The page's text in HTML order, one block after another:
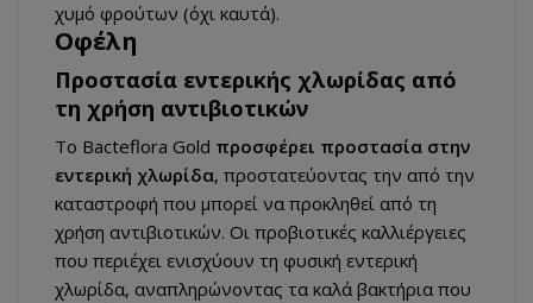
χυμό φρούτων (όχι καυτά).
Οφέλη
Προστασία εντερικής χλωρίδας από
τη χρήση αντιβιοτικών
Το Bacteflora Gold προσφέρει προστασία στην
εντερική χλωρίδα, προστατεύοντας την από την
καταστροφή που μπορεί να προκληθεί από τη
χρήση αντιβιοτικών. Οι προβιοτικές καλλιέργειες
που περιέχει ενισχύουν τη φυσική εντερική
χλωρίδα, αναπληρώνοντας τα καλά βακτήρια που